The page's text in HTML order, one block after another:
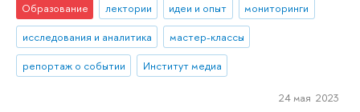
Образование лектории идеи и опыт
мониторинги
исследования и аналитика
мастер-классы
репортаж о событии
Институт медиа
24 мая 2023